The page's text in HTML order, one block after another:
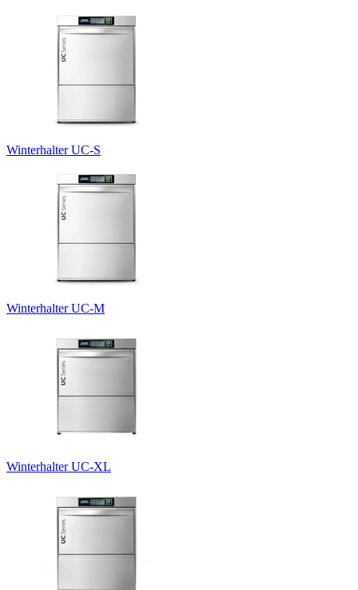
Winterhalter UC-S
Winterhalter UC-M
Winterhalter UC-XL